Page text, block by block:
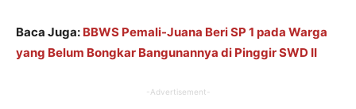
Baca Juga: BBWS Pemali-Juana Beri SP 1 pada Warga
yang Belum Bongkar Bangunannya di Pinggir SWD II
-Advertisement-